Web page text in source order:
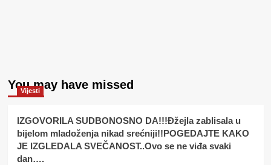
You may have missed
Vijesti
IZGOVORILA SUDBONOSNO DA!!!Đžejla zablisala u
bijelom mladoženja nikad srećniji!!POGEDAJTE KAKO
JE IZGLEDALA SVEČANOST..Ovo se ne viđa svaki
dan….